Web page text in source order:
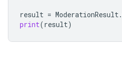
result = ModerationResult.
print(result)